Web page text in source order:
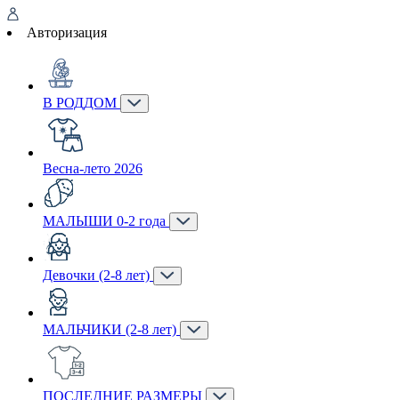
Авторизация
В РОДДОМ
Весна-лето 2026
МАЛЫШИ 0-2 года
Девочки (2-8 лет)
МАЛЬЧИКИ (2-8 лет)
ПОСЛЕДНИЕ РАЗМЕРЫ